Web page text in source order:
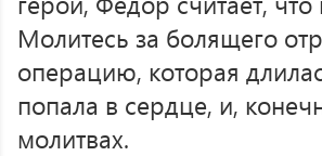
Молитесь за болящего
операцию, которая
попала в сердце, и,
молитвах.